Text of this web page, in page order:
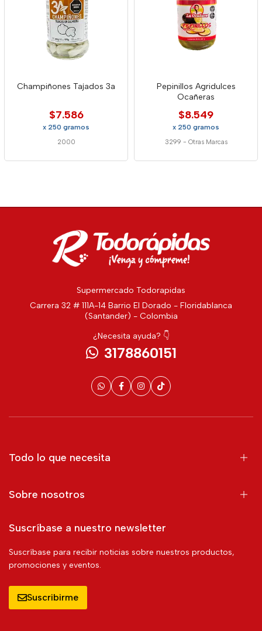
Champiñones Tajados 3a
$7.586
x 250 gramos
2000
Pepinillos Agridulces
Ocañeras
$8.549
x 250 gramos
3299 - Otras Marcas
Supermercado Todorapidas
Carrera 32 # 111A-14 Barrio El Dorado - Floridablanca
(Santander) - Colombia
¿Necesita ayuda? 👇
3178860151
Todo lo que necesita
Sobre nosotros
Suscríbase a nuestro newsletter
Suscríbase para recibir noticias sobre nuestros productos,
promociones y eventos.
Suscribirme